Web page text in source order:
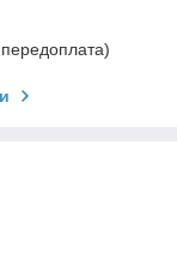
передоплата)